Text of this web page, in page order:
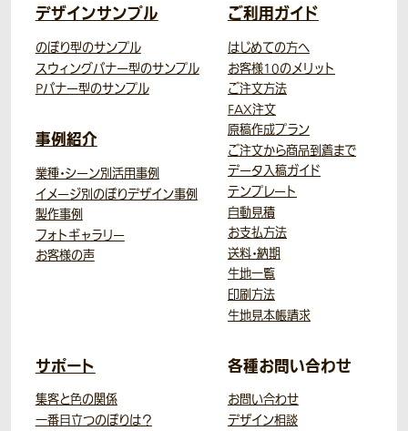
デザインサンプル
のぼり型のサンプル
スウィングバナー型のサンプル
Pバナー型のサンプル
事例紹介
業種・シーン別活用事例
イメージ別のぼりデザイン事例
製作事例
フォトギャラリー
お客様の声
ご利用ガイド
はじめての方へ
お客様10のメリット
ご注文方法
FAX注文
原稿作成プラン
ご注文から商品到着まで
データ入稿ガイド
テンプレート
自動見積
お支払方法
送料・納期
生地一覧
印刷方法
生地見本帳請求
サポート
集客と色の関係
一番目立つのぼりは？
各種お問い合わせ
お問い合わせ
デザイン相談